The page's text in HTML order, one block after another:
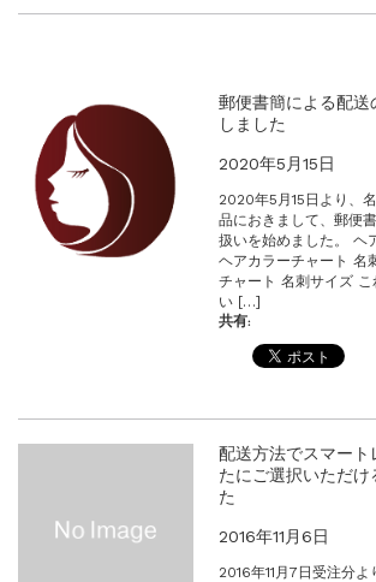
在庫処分セールのお知らせ【なくなり次第終...
郵便書簡による配
しました
2020年5月15日
2020年5月15日より、
品におきまして、郵便
扱いを始めました。 ヘ
ヘアカラーチャート 名
チャート 名刺サイズ
い […]
共有:
配送方法でスマー
たにご選択いただけ
た
2016年11月6日
2016年11月7日受注分